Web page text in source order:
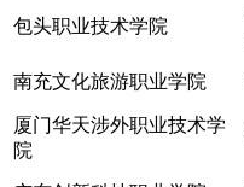
包头职业技术学院
南充文化旅游职业学院
厦门华天涉外职业技术学
院